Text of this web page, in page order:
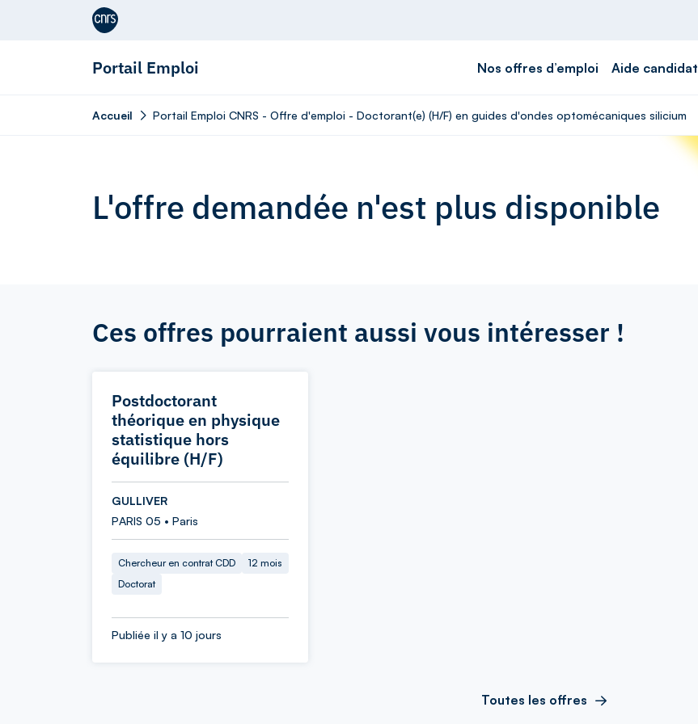
Aller au contenu
Portail Emploi Nos offres d’emploi Aide candidat
Accueil Portail Emploi CNRS - Offre d'emploi - Doctorant(e) (H/F) en guides d'ondes optomécaniques silicium
L'offre demandée n'est plus disponible
Ces offres pourraient aussi vous intéresser !
Postdoctorant
théorique en physique
statistique hors
équilibre (H/F)
GULLIVER
PARIS 05 • Paris
Chercheur en contrat CDD
12 mois
Doctorat
Publiée il y a 10 jours
Toutes les offres